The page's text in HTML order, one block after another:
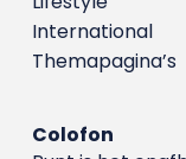
International
Themapagina’s
Colofon